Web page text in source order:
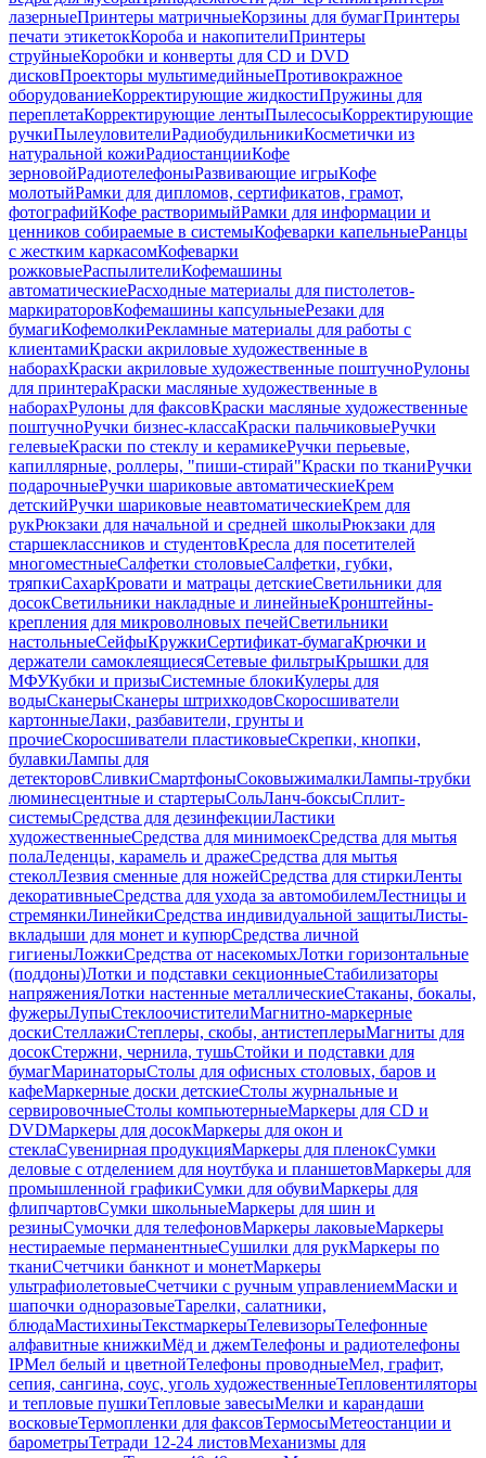
лазерныеПринтеры матричныеКорзины для бумагПринтеры
печати этикетокКороба и накопителиПринтеры
струйныеКоробки и конверты для CD и DVD
дисковПроекторы мультимедийныеПротивокражное
оборудованиеКорректирующие жидкостиПружины для
переплетаКорректирующие лентыПылесосыКорректирующие
ручкиПылеуловителиРадиобудильникиКосметички из
натуральной кожиРадиостанцииКофе
зерновойРадиотелефоныРазвивающие игрыКофе
молотыйРамки для дипломов, сертификатов, грамот,
фотографийКофе растворимыйРамки для информации и
ценников собираемые в системыКофеварки капельныеРанцы
с жестким каркасомКофеварки
рожковыеРаспылителиКофемашины
автоматическиеРасходные материалы для пистолетов-
маркираторовКофемашины капсульныеРезаки для
бумагиКофемолкиРекламные материалы для работы с
клиентамиКраски акриловые художественные в
наборахКраски акриловые художественные поштучноРулоны
для принтераКраски масляные художественные в
наборахРулоны для факсовКраски масляные художественные
поштучноРучки бизнес-классаКраски пальчиковыеРучки
гелевыеКраски по стеклу и керамикеРучки перьевые,
капиллярные, роллеры, "пиши-стирай"Краски по тканиРучки
подарочныеРучки шариковые автоматическиеКрем
детскийРучки шариковые неавтоматическиеКрем для
рукРюкзаки для начальной и средней школыРюкзаки для
старшеклассников и студентовКресла для посетителей
многоместныеСалфетки столовыеСалфетки, губки,
тряпкиСахарКровати и матрацы детскиеСветильники для
досокСветильники накладные и линейныеКронштейны-
крепления для микроволновых печейСветильники
настольныеСейфыКружкиСертификат-бумагаКрючки и
держатели самоклеящиесяСетевые фильтрыКрышки для
МФУКубки и призыСистемные блокиКулеры для
водыСканерыСканеры штрихкодовСкоросшиватели
картонныеЛаки, разбавители, грунты и
прочиеСкоросшиватели пластиковыеСкрепки, кнопки,
булавкиЛампы для
детекторовСливкиСмартфоныСоковыжималкиЛампы-трубки
люминесцентные и стартерыСольЛанч-боксыСплит-
системыСредства для дезинфекцииЛастики
художественныеСредства для минимоекСредства для мытья
полаЛеденцы, карамель и дражеСредства для мытья
стеколЛезвия сменные для ножейСредства для стиркиЛенты
декоративныеСредства для ухода за автомобилемЛестницы и
стремянкиЛинейкиСредства индивидуальной защитыЛисты-
вкладыши для монет и купюрСредства личной
гигиеныЛожкиСредства от насекомыхЛотки горизонтальные
(поддоны)Лотки и подставки секционныеСтабилизаторы
напряженияЛотки настенные металлическиеСтаканы, бокалы,
фужерыЛупыСтеклоочистителиМагнитно-маркерные
доскиСтеллажиСтеплеры, скобы, антистеплерыМагниты для
досокСтержни, чернила, тушьСтойки и подставки для
бумагМаринаторыСтолы для офисных столовых, баров и
кафеМаркерные доски детскиеСтолы журнальные и
сервировочныеСтолы компьютерныеМаркеры для CD и
DVDМаркеры для досокМаркеры для окон и
стеклаСувенирная продукцияМаркеры для пленокСумки
деловые с отделением для ноутбука и планшетовМаркеры для
промышленной графикиСумки для обувиМаркеры для
флипчартовСумки школьныеМаркеры для шин и
резиныСумочки для телефоновМаркеры лаковыеМаркеры
нестираемые перманентныеСушилки для рукМаркеры по
тканиСчетчики банкнот и монетМаркеры
ультрафиолетовыеСчетчики с ручным управлениемМаски и
шапочки одноразовыеТарелки, салатники,
блюдаМастихиныТекстмаркерыТелевизорыТелефонные
алфавитные книжкиМёд и джемТелефоны и радиотелефоны
IPМел белый и цветнойТелефоны проводныеМел, графит,
сепия, сангина, соус, уголь художественныеТепловентиляторы
и тепловые пушкиТепловые завесыМелки и карандаши
восковыеТермопленки для факсовТермосыМетеостанции и
барометрыТетради 12-24 листовМеханизмы для